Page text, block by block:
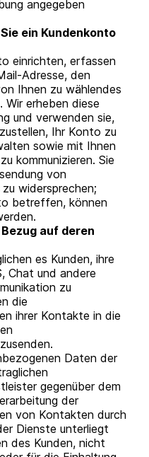
angegeben
ein Kundenkonto
einrichten, erfassen
Adresse, den
Ihnen zu wählendes
Wir erheben diese
und verwenden sie,
Ihr Konto zu
sowie mit Ihnen
kommunizieren. Sie
von
widersprechen;
betreffen, können
auf deren
es Kunden, ihre
Chat und andere
zu
die
ihrer Kontakte in die
Daten der
gegenüber dem
der
von Kontakten durch
Dienste unterliegt
des Kunden, nicht